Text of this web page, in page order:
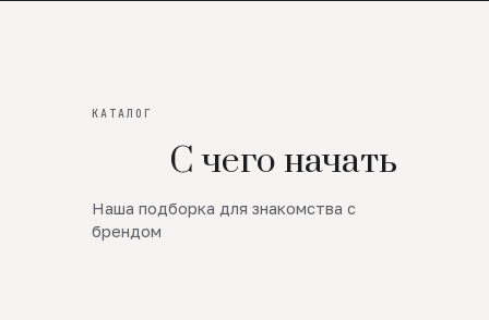
КАТАЛОГ
С чего начать
Наша подборка для знакомства с
брендом
Новинки
SALE